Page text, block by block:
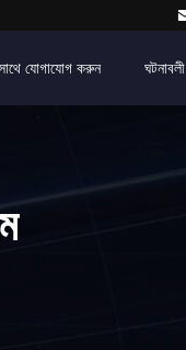
যোগাযোগ করুন ঘটনাবলী